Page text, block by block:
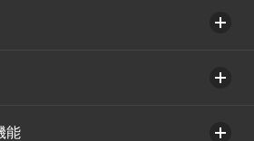
能